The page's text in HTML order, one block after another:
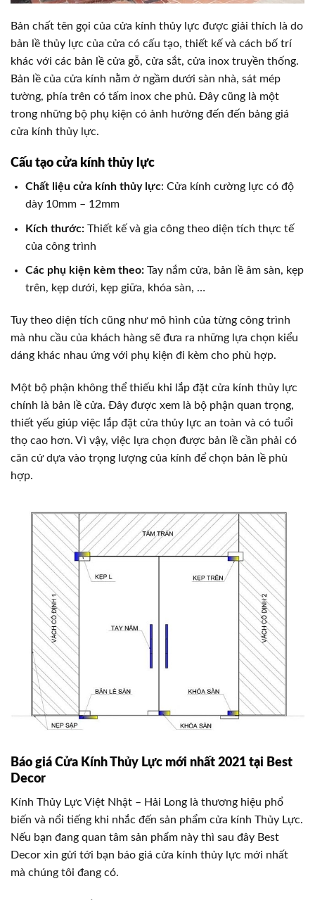
Bản chất tên gọi của cửa kính thủy lực được giải thích là do
bản lề thủy lực của cửa có cấu tạo, thiết kế và cách bố trí
khác với các bản lề cửa gỗ, cửa sắt, cửa inox truyền thống.
Bản lề của cửa kính nằm ở ngầm dưới sàn nhà, sát mép
tường, phía trên có tấm inox che phủ. Đây cũng là một
trong những bộ phụ kiện có ảnh hưởng đến đến bảng giá
cửa kính thủy lực.
Cấu tạo cửa kính thủy lực
Chất liệu cửa kính thủy lực: Cửa kính cường lực có độ
dày 10mm – 12mm
Kích thước:Thiết kế và gia công theo diện tích thực tế
của công trình
Các phụ kiện kèm theo:Tay nắm cửa, bản lề âm sàn, kẹp
trên, kẹp dưới, kẹp giữa, khóa sàn, …
Tuy theo diện tích cũng như mô hình của từng công trình
mà nhu cầu của khách hàng sẽ đưa ra những lựa chọn kiểu
dáng khác nhau ứng với phụ kiện đi kèm cho phù hợp.
Một bộ phận không thể thiếu khi lắp đặt cửa kính thủy lực
chính là bản lề cửa. Đây được xem là bộ phận quan trọng,
thiết yếu giúp việc lắp đặt cửa thủy lực an toàn và có tuổi
thọ cao hơn. Vì vậy, việc lựa chọn được bản lề cần phải có
căn cứ dựa vào trọng lượng của kính để chọn bản lề phù
hợp.
Báo giá Cửa Kính Thủy Lực mới nhất 2021 tại Best
Decor
Kính Thủy Lực Việt Nhật – Hải Long là thương hiệu phổ
biến và nổi tiếng khi nhắc đến sản phẩm cửa kính Thủy Lực.
Nếu bạn đang quan tâm sản phẩm này thì sau đây Best
Decor xin gửi tới bạn báo giá cửa kính thủy lực mới nhất
mà chúng tôi đang có.